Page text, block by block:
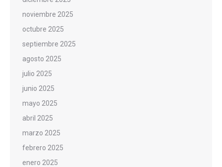
noviembre 2025
octubre 2025
septiembre 2025
agosto 2025
julio 2025
junio 2025
mayo 2025
abril 2025
marzo 2025
febrero 2025
enero 2025